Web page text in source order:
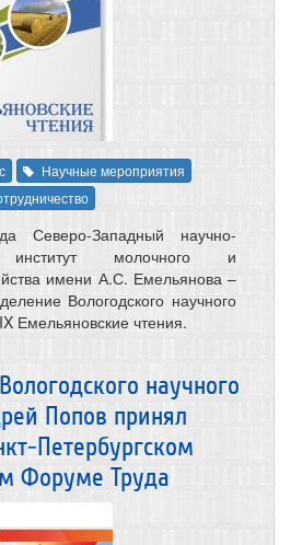
Научные мероприятия
Северо-Западный научно-
институт молочного и
имени А.С. Емельянова –
Вологодского научного
Емельяновские чтения.
научного
Попов принял
Петербургском
Форуме Труда